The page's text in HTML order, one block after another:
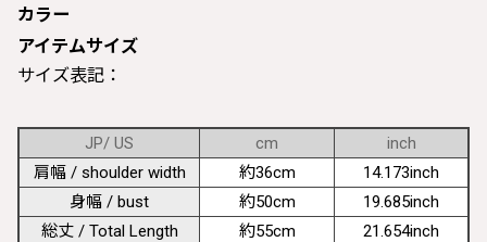
カラー
アイテムサイズ
サイズ表記：
JP/ US cm
inch
肩幅 / shoulder width
約36cm
14.173inch
身幅 / bust
約50cm
19.685inch
総丈 / Total Length
約55cm
21.654inch